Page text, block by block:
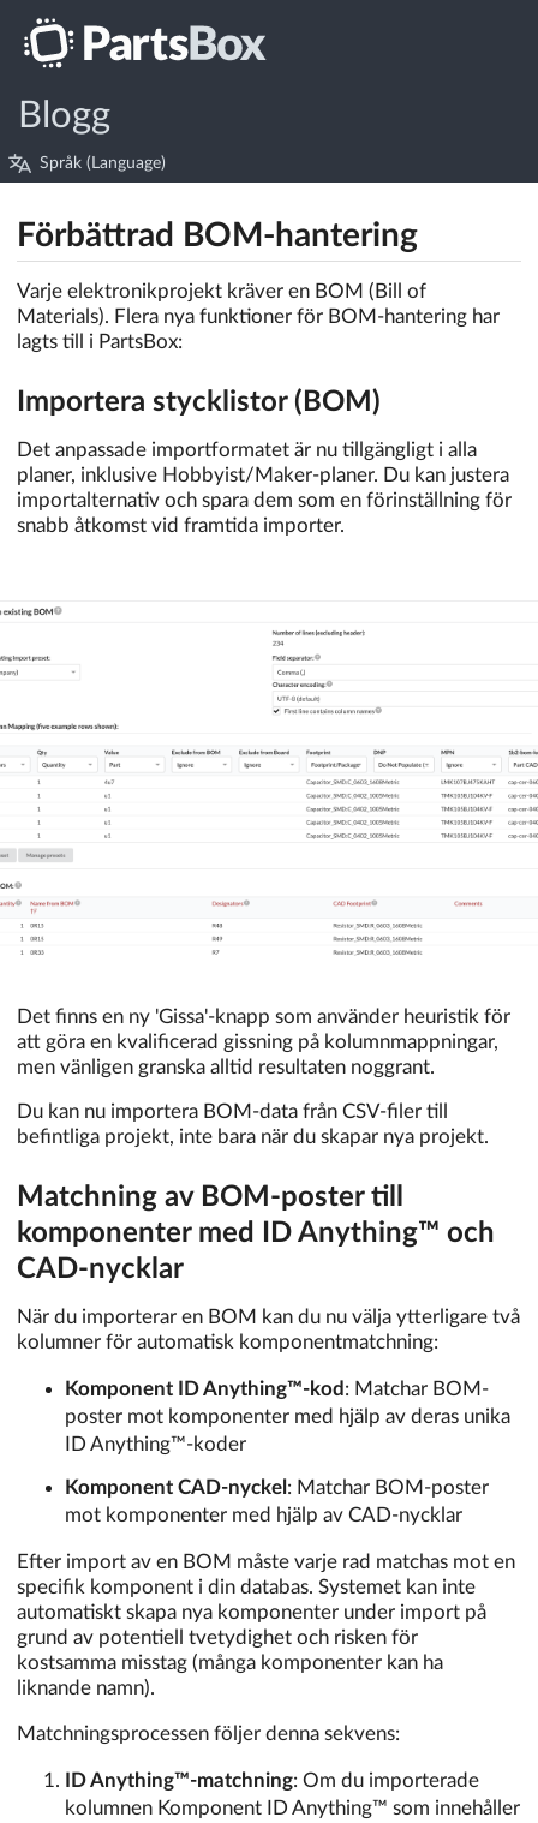
Blogg
Språk (Language)
Förbättrad BOM-hantering
Varje elektronikprojekt kräver en BOM (Bill of
Materials). Flera nya funktioner för BOM-hantering har
lagts till i PartsBox:
Importera stycklistor (BOM)
Det anpassade importformatet är nu tillgängligt i alla
planer, inklusive Hobbyist/Maker-planer. Du kan justera
importalternativ och spara dem som en förinställning för
snabb åtkomst vid framtida importer.
Det finns en ny 'Gissa'-knapp som använder heuristik för
att göra en kvalificerad gissning på kolumnmappningar,
men vänligen granska alltid resultaten noggrant.
Du kan nu importera BOM-data från CSV-filer till
befintliga projekt, inte bara när du skapar nya projekt.
Matchning av BOM-poster till
komponenter med ID Anything™ och
CAD-nycklar
När du importerar en BOM kan du nu välja ytterligare två
kolumner för automatisk komponentmatchning:
Komponent ID Anything™-kod : Matchar BOM-
poster mot komponenter med hjälp av deras unika
ID Anything™-koder
Komponent CAD-nyckel : Matchar BOM-poster
mot komponenter med hjälp av CAD-nycklar
Efter import av en BOM måste varje rad matchas mot en
specifik komponent i din databas. Systemet kan inte
automatiskt skapa nya komponenter under import på
grund av potentiell tvetydighet och risken för
kostsamma misstag (många komponenter kan ha
liknande namn).
Matchningsprocessen följer denna sekvens:
ID Anything™-matchning: Om du importerade
kolumnen Komponent ID Anything™ som innehåller